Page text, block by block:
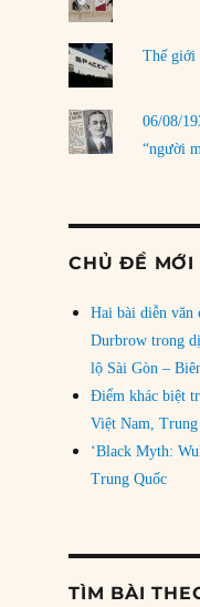
Thế giới
06/08/
“người
CHỦ ĐỀ MỚI
Hai bài diễn
Durbrow trong
lộ Sài Gòn –
Điểm khác biệt
Việt Nam, Trung
‘Black Myth:
Trung Quốc
TÌM BÀI